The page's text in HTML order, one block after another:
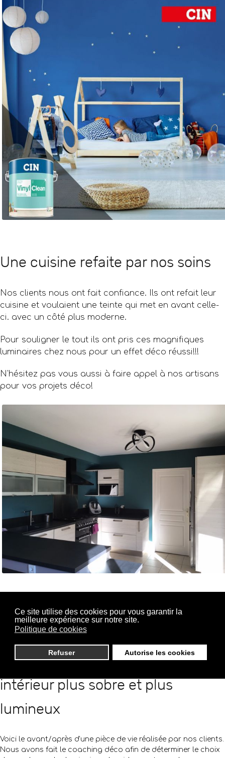
Ce site utilise des cookies pour vous garantir la
meilleure expérience sur notre site.
Politique de cookies
Refuser Autorise les cookies
Une cuisine refaite par nos soins
Nos clients nous ont fait confiance. Ils ont refait leur
cuisine et voulaient une teinte qui met en avant celle-
ci. avec un côté plus moderne.
Pour souligner le tout ils ont pris ces magnifiques
luminaires chez nous pour un effet déco réussi!!!
N'hésitez pas vous aussi à faire appel à nos artisans
pour vos projets déco!
Un coaching déco pour un
intérieur plus sobre et plus
lumineux
Voici le avant/après d'une pièce de vie réalisée par nos clients.
Nous avons fait le coaching déco afin de déterminer le choix